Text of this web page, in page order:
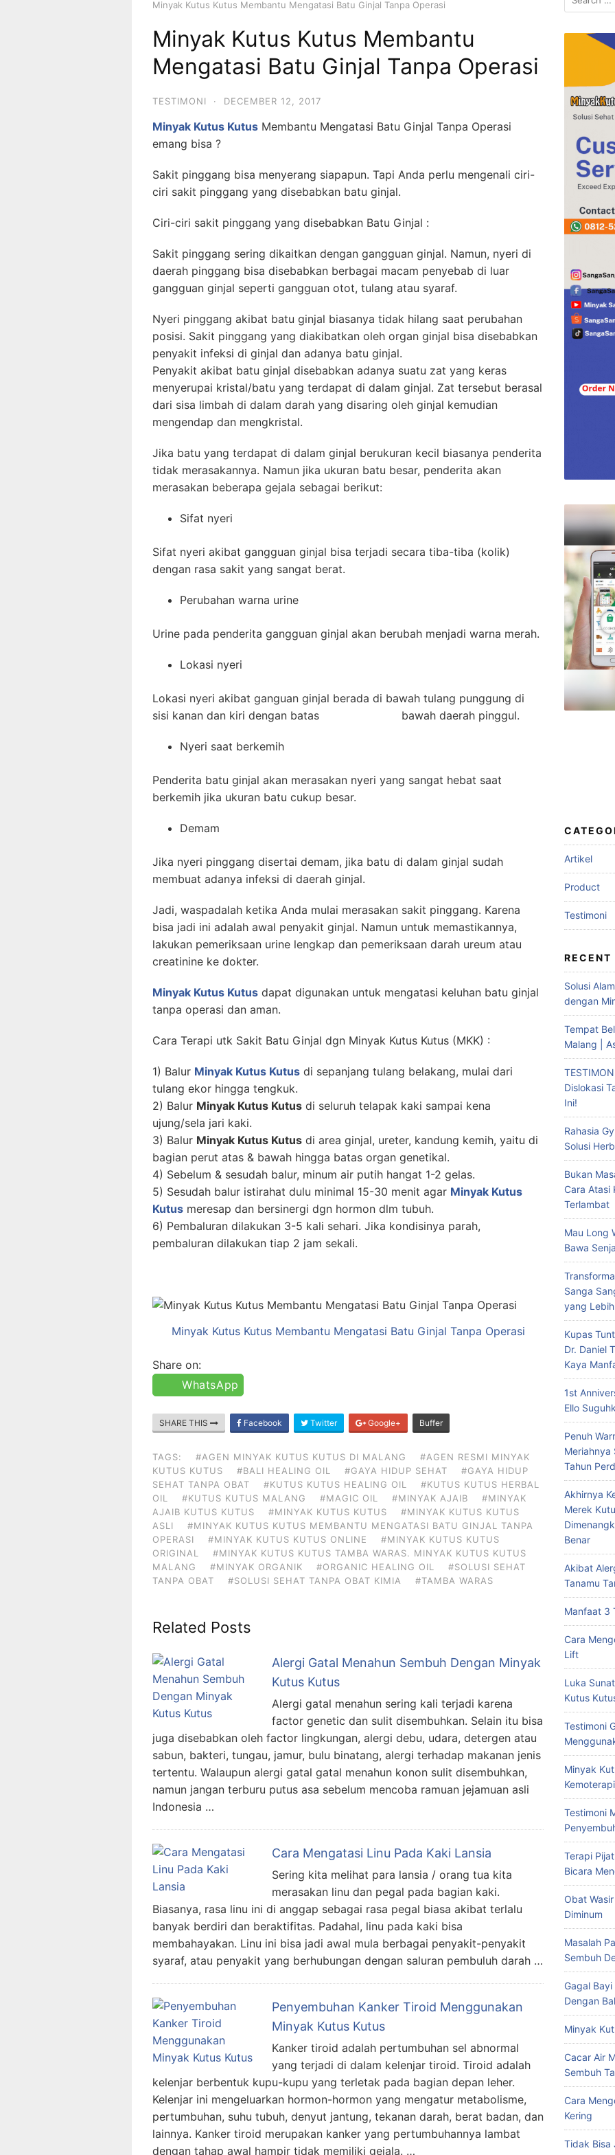
Minyak Kutus Kutus Membantu Mengatasi Batu Ginjal Tanpa Operasi
Minyak Kutus Kutus Membantu
Mengatasi Batu Ginjal Tanpa Operasi
TESTIMONI · DECEMBER 12, 2017
Minyak Kutus Kutus Membantu Mengatasi Batu Ginjal Tanpa Operasi
emang bisa ?
Sakit pinggang bisa menyerang siapapun. Tapi Anda perlu mengenali ciri-
ciri sakit pinggang yang disebabkan batu ginjal.
Ciri-ciri sakit pinggang yang disebabkan Batu Ginjal :
Sakit pinggang sering dikaitkan dengan gangguan ginjal. Namun, nyeri di
daerah pinggang bisa disebabkan berbagai macam penyebab di luar
gangguan ginjal seperti gangguan otot, tulang atau syaraf.
Nyeri pinggang akibat batu ginjal biasanya tidak hilang saat perubahan
posisi. Sakit pinggang yang diakibatkan oleh organ ginjal bisa disebabkan
penyakit infeksi di ginjal dan adanya batu ginjal.
Penyakit akibat batu ginjal disebabkan adanya suatu zat yang keras
menyerupai kristal/batu yang terdapat di dalam ginjal. Zat tersebut berasal
dari sisa limbah di dalam darah yang disaring oleh ginjal kemudian
mengendap dan mengkristal.
Jika batu yang terdapat di dalam ginjal berukuran kecil biasanya penderita
tidak merasakannya. Namun jika ukuran batu besar, penderita akan
merasakan beberapa gejala sebagai berikut:
Sifat nyeri
Sifat nyeri akibat gangguan ginjal bisa terjadi secara tiba-tiba (kolik)
dengan rasa sakit yang sangat berat.
Perubahan warna urine
Urine pada penderita gangguan ginjal akan berubah menjadi warna merah.
Lokasi nyeri
Lokasi nyeri akibat ganguan ginjal berada di bawah tulang punggung di
sisi kanan dan kiri dengan batas bawah daerah pinggul.
Nyeri saat berkemih
Penderita batu ginjal akan merasakan nyeri yang sangat hebat saat
berkemih jika ukuran batu cukup besar.
Demam
Jika nyeri pinggang disertai demam, jika batu di dalam ginjal sudah
membuat adanya infeksi di daerah ginjal.
Jadi, waspadalah ketika Anda mulai merasakan sakit pinggang. Karena
bisa jadi ini adalah awal penyakit ginjal. Namun untuk memastikannya,
lakukan pemeriksaan urine lengkap dan pemeriksaan darah ureum atau
creatinine ke dokter.
Minyak Kutus Kutus dapat digunakan untuk mengatasi keluhan batu ginjal
tanpa operasi dan aman.
Cara Terapi utk Sakit Batu Ginjal dgn Minyak Kutus Kutus (MKK) :
1) Balur Minyak Kutus Kutus di sepanjang tulang belakang, mulai dari
tulang ekor hingga tengkuk.
2) Balur Minyak Kutus Kutus di seluruh telapak kaki sampai kena
ujung/sela jari kaki.
3) Balur Minyak Kutus Kutus di area ginjal, ureter, kandung kemih, yaitu di
bagian perut atas & bawah hingga batas organ genetikal.
4) Sebelum & sesudah balur, minum air putih hangat 1-2 gelas.
5) Sesudah balur istirahat dulu minimal 15-30 menit agar Minyak Kutus
Kutus meresap dan bersinergi dgn hormon dlm tubuh.
6) Pembaluran dilakukan 3-5 kali sehari. Jika kondisinya parah,
pembaluran dilakukan tiap 2 jam sekali.
Minyak Kutus Kutus Membantu Mengatasi Batu Ginjal Tanpa Operasi
Share on:
WhatsApp
SHARE THIS Facebook Twitter Google+ Buffer
TAGS: #AGEN MINYAK KUTUS KUTUS DI MALANG
#AGEN RESMI MINYAK
KUTUS KUTUS
#BALI HEALING OIL #GAYA HIDUP SEHAT
#GAYA HIDUP
SEHAT TANPA OBAT
#KUTUS KUTUS HEALING OIL
#KUTUS KUTUS HERBAL
OIL
#KUTUS KUTUS MALANG #MAGIC OIL #MINYAK AJAIB
#MINYAK
AJAIB KUTUS KUTUS
#MINYAK KUTUS KUTUS
#MINYAK KUTUS KUTUS
ASLI
#MINYAK KUTUS KUTUS MEMBANTU MENGATASI BATU GINJAL TANPA
OPERASI
#MINYAK KUTUS KUTUS ONLINE
#MINYAK KUTUS KUTUS
ORIGINAL
#MINYAK KUTUS KUTUS TAMBA WARAS. MINYAK KUTUS KUTUS
MALANG
#MINYAK ORGANIK #ORGANIC HEALING OIL
#SOLUSI SEHAT
TANPA OBAT
#SOLUSI SEHAT TANPA OBAT KIMIA #TAMBA WARAS
Related Posts
Alergi Gatal Menahun Sembuh Dengan Minyak
Kutus Kutus
Alergi gatal menahun sering kali terjadi karena
factor genetic dan sulit disembuhkan. Selain itu bisa
juga disebabkan oleh factor lingkungan, alergi debu, udara, detergen atau
sabun, bakteri, tungau, jamur, bulu binatang, alergi terhadap makanan jenis
tertentu. Walaupun alergi gatal gatal menahun konon sulit disembuhkan,
namun jangan terburu putus asa sebelum mencoba ramuan jejamuan asli
Indonesia …
Cara Mengatasi Linu Pada Kaki Lansia
Sering kita melihat para lansia / orang tua kita
merasakan linu dan pegal pada bagian kaki.
Biasanya, rasa linu ini di anggap sebagai rasa pegal biasa akibat terlalu
banyak berdiri dan beraktifitas. Padahal, linu pada kaki bisa
membahayakan. Linu ini bisa jadi awal mula berbagai penyakit-penyakit
syaraf, atau penyakit yang berhubungan dengan saluran pembuluh darah …
Penyembuhan Kanker Tiroid Menggunakan
Minyak Kutus Kutus
Kanker tiroid adalah pertumbuhan sel abnormal
yang terjadi di dalam kelenjar tiroid. Tiroid adalah
kelenjar berbentuk kupu-kupu yang terletak pada bagian depan leher.
Kelenjar ini mengeluarkan hormon-hormon yang mengatur metabolisme,
pertumbuhan, suhu tubuh, denyut jantung, tekanan darah, berat badan, dan
lainnya. Kanker tiroid merupakan kanker yang pertumbuhannya lambat
dengan tahap awal hampir tidak memiliki gejala. …
for:
Artikel
Product
Testimoni
RECENT
Solusi
dengan
Tempat
Malang |
Dislokasi
Ini!
Rahasia
Solusi
Bukan
Cara Atasi
Terlambat
Mau Long
Bawa
Sanga
yang
Kupas
Dr. Daniel
Kaya
1st
Ello
Penuh
Meriahnya
Tahun
Akhirnya
Merek
Benar
Akibat
Tanamu
Manfaat 3
Cara
Lift
Luka
Kutus
Testimoni
Minyak
Testimoni
Terapi
Bicara
Obat
Diminum
Masalah
Sembuh
Gagal
Dengan
Minyak
Cacar Air
Sembuh
Cara
Kering
Tidak Bisa